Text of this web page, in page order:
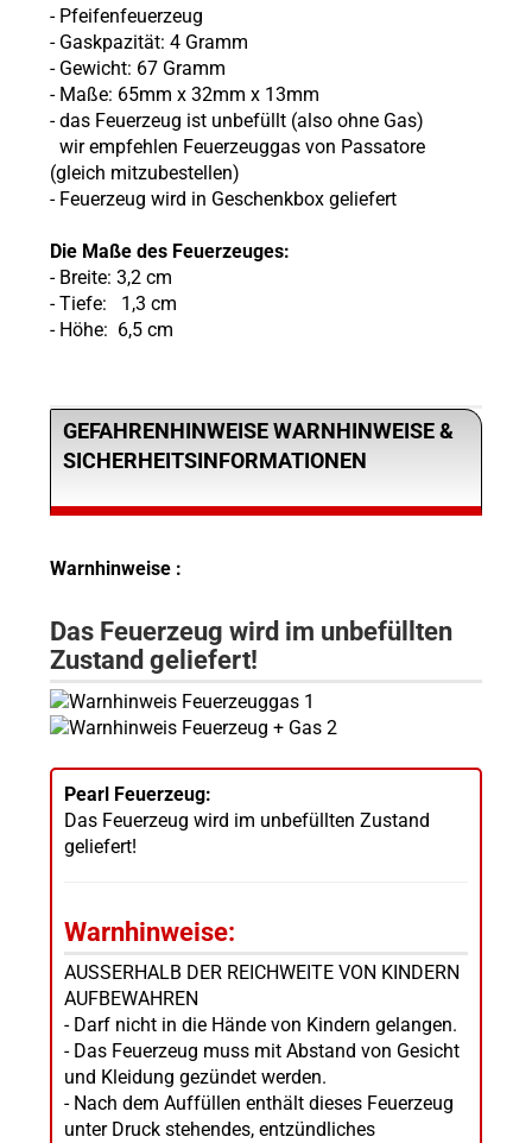
- Pfeifenfeuerzeug
- Gaskpazität: 4 Gramm
- Gewicht: 67 Gramm
- Maße: 65mm x 32mm x 13mm
- das Feuerzeug ist unbefüllt (also ohne Gas)
wir empfehlen Feuerzeuggas von Passatore
(gleich mitzubestellen)
- Feuerzeug wird in Geschenkbox geliefert
Die Maße des Feuerzeuges:
- Breite: 3,2 cm
- Tiefe: 1,3 cm
- Höhe: 6,5 cm
GEFAHRENHINWEISE WARNHINWEISE &
SICHERHEITSINFORMATIONEN
Warnhinweise :
Das Feuerzeug wird im unbefüllten
Zustand geliefert!
Pearl Feuerzeug:
Das Feuerzeug wird im unbefüllten Zustand
geliefert!
Warnhinweise:
AUSSERHALB DER REICHWEITE VON KINDERN
AUFBEWAHREN
- Darf nicht in die Hände von Kindern gelangen.
- Das Feuerzeug muss mit Abstand von Gesicht
und Kleidung gezündet werden.
- Nach dem Auffüllen enthält dieses Feuerzeug
unter Druck stehendes, entzündliches